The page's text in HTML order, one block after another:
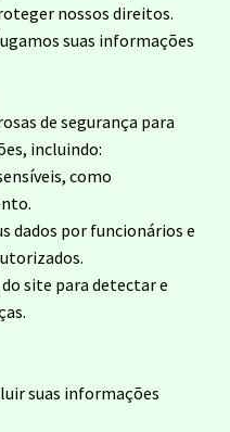
nossos direitos.
suas informações
de segurança para
incluindo:
como
dados por funcionários e
site para detectar e
suas informações